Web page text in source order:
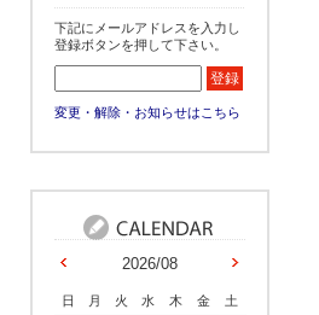
下記にメールアドレスを入力し
登録ボタンを押して下さい。
変更・解除・お知らせはこちら
2026/08
日 月 火 水 木 金
土